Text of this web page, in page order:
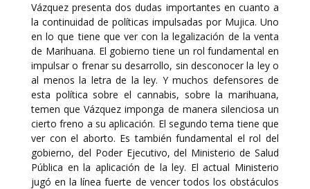
Vázquez presenta dos dudas importantes en cuanto a
la continuidad de políticas impulsadas por Mujica. Uno
en lo que tiene que ver con la legalización de la venta
de Marihuana. El gobierno tiene un rol fundamental en
impulsar o frenar su desarrollo, sin desconocer la ley o
al menos la letra de la ley. Y muchos defensores de
esta política sobre el cannabis, sobre la marihuana,
temen que Vázquez imponga de manera silenciosa un
cierto freno a su aplicación. El segundo tema tiene que
ver con el aborto. Es también fundamental el rol del
gobierno, del Poder Ejecutivo, del Ministerio de Salud
Pública en la aplicación de la ley. El actual Ministerio
jugó en la línea fuerte de vencer todos los obstáculos